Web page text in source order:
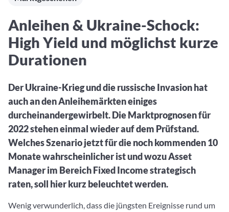
Fondswissen
Alles, was Sie zu Fonds und ETFs wissen müssen – so
investieren Sie richtig
Aktuelle Rankings und Beiträge zu den besten Fonds aus
2. Fonds auswählen
Fondsvergleich
Übersichtlich bis zu 10 Fonds aus über 35.000
Watchlist
Hier sind Ihre gemerkten Produkte und aktiven
Preis-/Performance-Alarme
3. Investieren
Portfolios
Eigene Portfolios und jene, denen Sie folgen
Finanzdienstleister
Informationen und Beiträge unserer Partner-
Finanzdienstleister
Community-Partner
Informationen und Beiträge unserer Community-
Webinar verpasst? Hier gibt es Aufnahmen unserer
Anleihen & Ukraine-Schock:
High Yield und möglichst kurze
Durationen
Der Ukraine-Krieg und die russische Invasion hat
auch an den Anleihemärkten einiges
durcheinandergewirbelt. Die Marktprognosen für
2022 stehen einmal wieder auf dem Prüfstand.
Welches Szenario jetzt für die noch kommenden 10
Monate wahrscheinlicher ist und wozu Asset
Manager im Bereich Fixed Income strategisch
raten, soll hier kurz beleuchtet werden.
Wenig verwunderlich, dass die jüngsten Ereignisse rund um